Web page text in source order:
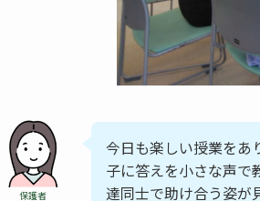
保護者
今日も楽しい授業をあ
子に答えを小さな声で
達同士で助け合う姿が